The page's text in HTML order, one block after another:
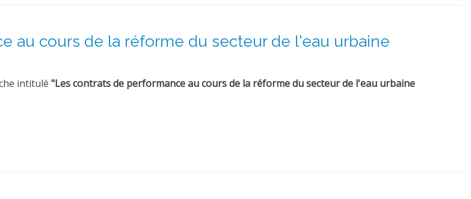
au cours de la réforme du secteur de l'eau urbaine
intitulé "Les contrats de performance au cours de la réforme du secteur de l'eau urbaine